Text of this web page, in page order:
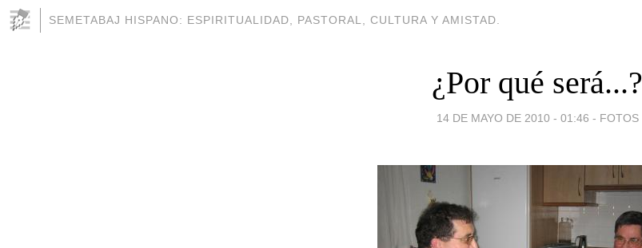
SEMETABAJ HISPANO: ESPIRITUALIDAD, PASTORAL, CULTURA Y AMISTAD.
¿Por qué será...?
14 DE MAYO DE 2010 - 01:46 - FOTOS